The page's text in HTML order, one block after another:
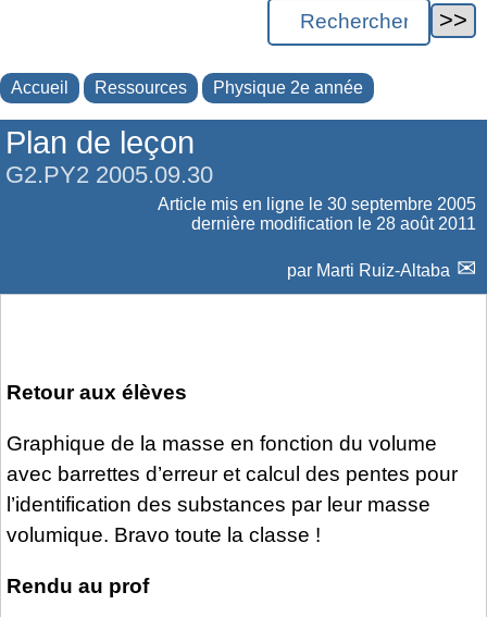
Accueil Ressources Physique 2e année
Plan de leçon
G2.PY2 2005.09.30
Article mis en ligne le 30 septembre 2005
dernière modification le 28 août 2011
par Marti Ruiz-Altaba
Retour aux élèves
Graphique de la masse en fonction du volume
avec barrettes d’erreur et calcul des pentes pour
l’identification des substances par leur masse
volumique. Bravo toute la classe !
Rendu au prof